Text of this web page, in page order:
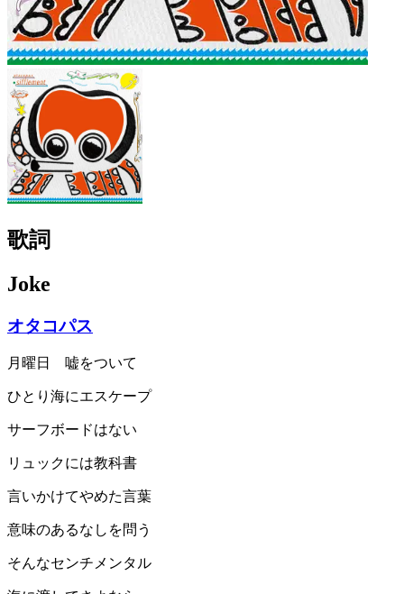
歌詞
Joke
オタコパス
月曜日 嘘をついて
ひとり海にエスケープ
サーフボードはない
リュックには教科書
言いかけてやめた言葉
意味のあるなしを問う
そんなセンチメンタル